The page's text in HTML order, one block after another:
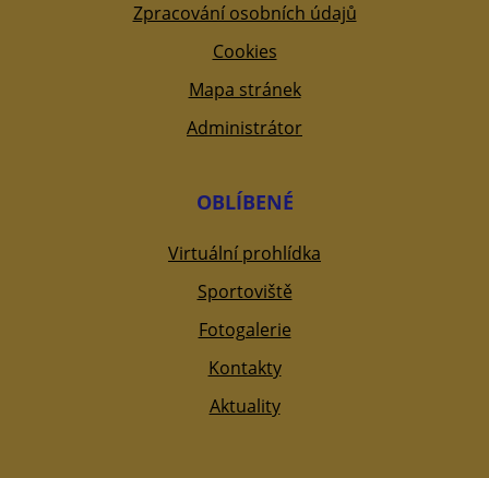
Zpracování osobních údajů
Cookies
Mapa stránek
Administrátor
OBLÍBENÉ
Virtuální prohlídka
Sportoviště
Fotogalerie
Kontakty
Aktuality